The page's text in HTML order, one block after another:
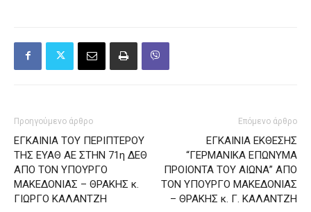
Προηγούμενο άρθρο
ΕΓΚΑΙΝΙΑ ΤΟΥ ΠΕΡΙΠΤΕΡΟΥ
ΤΗΣ ΕΥΑΘ ΑΕ ΣΤΗΝ 71η ΔΕΘ
ΑΠΟ ΤΟΝ ΥΠΟΥΡΓΟ
ΜΑΚΕΔΟΝΙΑΣ – ΘΡΑΚΗΣ κ.
ΓΙΩΡΓΟ ΚΑΛΑΝΤΖΗ
Επόμενο άρθρο
ΕΓΚΑΙΝΙΑ ΕΚΘΕΣΗΣ
“ΓΕΡΜΑΝΙΚΑ ΕΠΩΝΥΜΑ
ΠΡΟΙΟΝΤΑ ΤΟΥ ΑΙΩΝΑ” AΠΟ
ΤΟΝ ΥΠΟΥΡΓΟ ΜΑΚΕΔΟΝΙΑΣ
– ΘΡΑΚΗΣ κ. Γ. ΚΑΛΑΝΤΖΗ